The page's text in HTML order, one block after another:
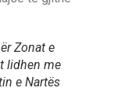
Zonat e
lidhen me
e Nartës